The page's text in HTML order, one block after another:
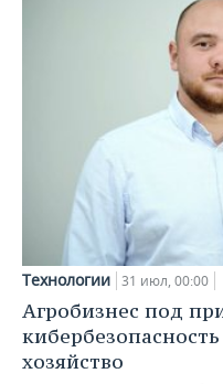
Технологии 31 июл, 00:00
Агробизнес под
хозяйство